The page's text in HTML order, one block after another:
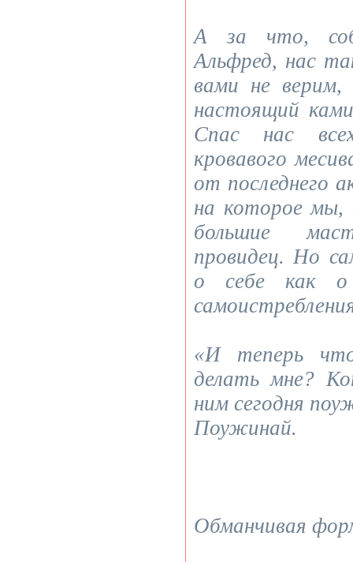
А за что,
Альфред, нас
вами не
настоящий
Спас нас
кровавого
от последнего
на которое мы,
большие
провидец. Но
о себе как о
«И теперь
делать мне?
ним сегодня
Поужинай.
Обманчивая